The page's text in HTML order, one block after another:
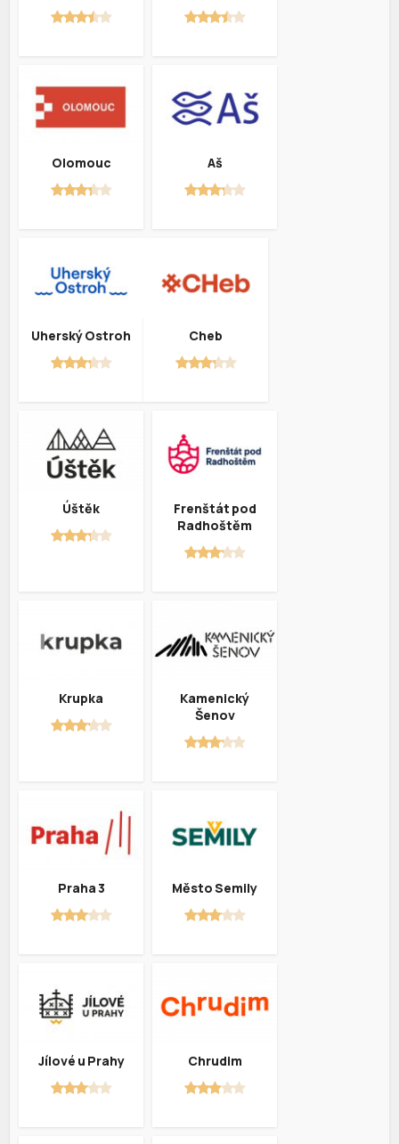
Olomouc Aš
Uherský Ostroh Cheb
Úštěk
Frenštát pod
Radhoštěm
Krupka
Kamenický
Šenov
Praha 3 Město Semily
Jílové u Prahy Chrudim